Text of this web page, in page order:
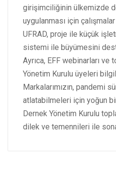
girişimciliğinin ülkemizde
uygulanması için çalışmalar
UFRAD, proje ile küçük
sistemi ile büyümesini
Ayrıca, EFF webinarları ve
Yönetim Kurulu üyeleri
Markalarımızın, pandemi
atlatabilmeleri için yoğun
Dernek Yönetim Kurulu
dilek ve temennileri ile